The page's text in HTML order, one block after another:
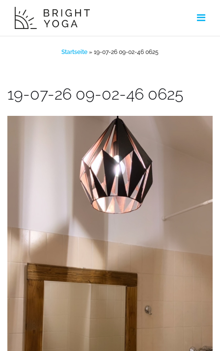
Inhalt
springen
Startseite » 19-07-26 09-02-46 0625
19-07-26 09-02-46 0625